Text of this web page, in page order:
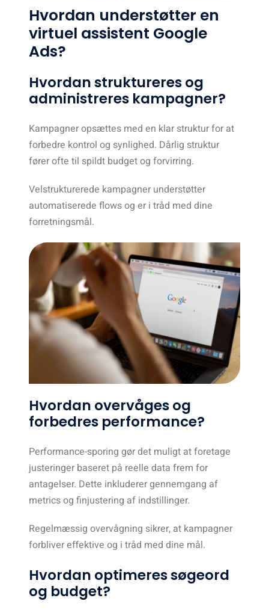
Hvordan understøtter en
virtuel assistent Google
Ads?
Hvordan struktureres og
administreres kampagner?
Kampagner opsættes med en klar struktur for at
forbedre kontrol og synlighed. Dårlig struktur
fører ofte til spildt budget og forvirring.
Velstrukturerede kampagner understøtter
automatiserede flows og er i tråd med dine
forretningsmål.
Hvordan overvåges og
forbedres performance?
Performance-sporing gør det muligt at foretage
justeringer baseret på reelle data frem for
antagelser. Dette inkluderer gennemgang af
metrics og finjustering af indstillinger.
Regelmæssig overvågning sikrer, at kampagner
forbliver effektive og i tråd med dine mål.
Hvordan optimeres søgeord
og budget?